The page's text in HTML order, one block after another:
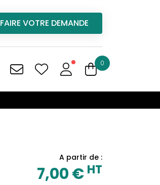
FAIRE VOTRE DEMANDE
0
A partir de :
7,00 € HT